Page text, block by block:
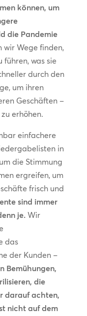
können, um
die Pandemie
wir Wege finden,
führen, was sie
durch den
um ihren
Geschäften –
erhöhen.
einfachere
in
die Stimmung
ergreifen, um
frisch und
sind immer
je.Wir
das
der Kunden –
Bemühungen,
die
darauf achten,
nicht auf dem